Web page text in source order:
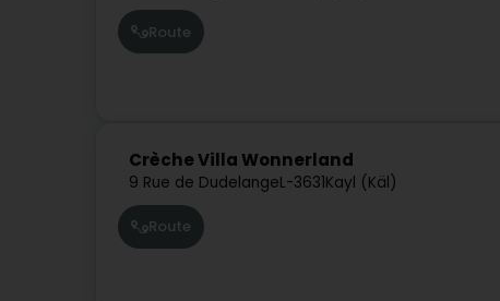
Route
Crèche Villa Wonnerland
9 Rue de DudelangeL-3631Kayl (Käl)
Route